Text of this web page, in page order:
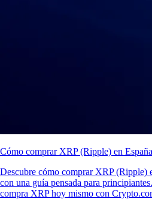
Cómo comprar XRP (Ripple) en España
Descubre cómo comprar XRP (Ripple)
con una guía pensada para
compra XRP hoy mismo con